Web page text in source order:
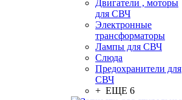
Двигатели , моторы
для СВЧ
Электронные
трансформаторы
Лампы для СВЧ
Слюда
Предохранители для
СВЧ
+ ЕЩЕ 6